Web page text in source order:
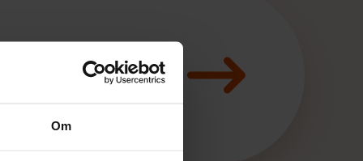
Om